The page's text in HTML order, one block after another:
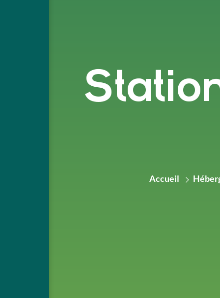
Accueil